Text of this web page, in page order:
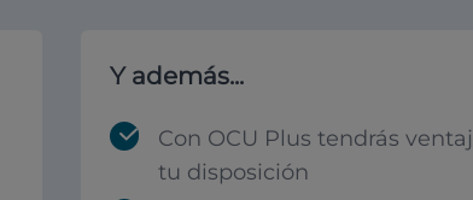
Y además...
Con OCU Plus tendrás
tu disposición